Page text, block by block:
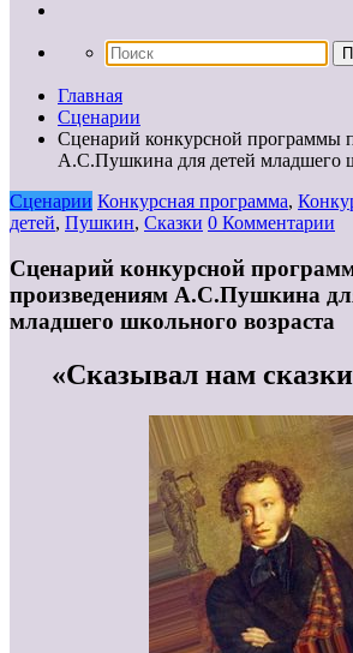
Главная
Сценарии
Сценарий конкурсной программы
А.С.Пушкина для детей младшего
Сценарии Конкурсная программа,
детей, Пушкин, Сказки 0 Комментарии
Сценарий конкурсной
произведениям А.С.Пушкина
младшего школьного возраста
«Сказывал нам